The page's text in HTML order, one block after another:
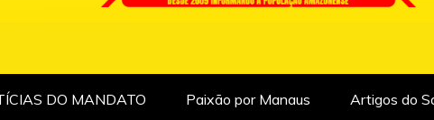
DO MANDATO Paixão por Manaus Artigos do